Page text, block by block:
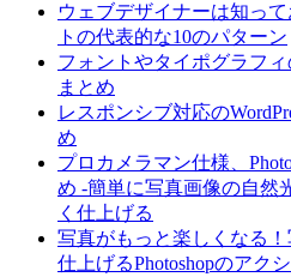
ウェブデザイナーは知っ
トの代表的な10のパターン
フォントやタイポグラフ
まとめ
レスポンシブ対応の
め
プロカメラマン仕様、
め -簡単に写真画像の自然
く仕上げる
写真がもっと楽しくなる
仕上げるPhotoshopのアク